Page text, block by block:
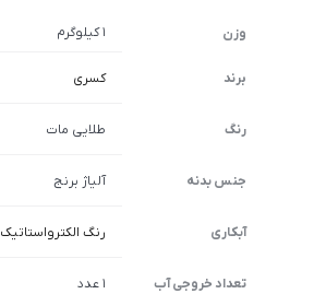
وزن 1 کیلوگرم
برند کسری
رنگ طلایی مات
جنس بدنه آلیاژ برنج
آبکاری رنگ الکترواستاتیک
تعداد خروجی آب 1 عدد